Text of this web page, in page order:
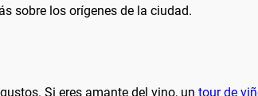
sobre los orígenes de la ciudad.
Si eres amante del vino, un tour de